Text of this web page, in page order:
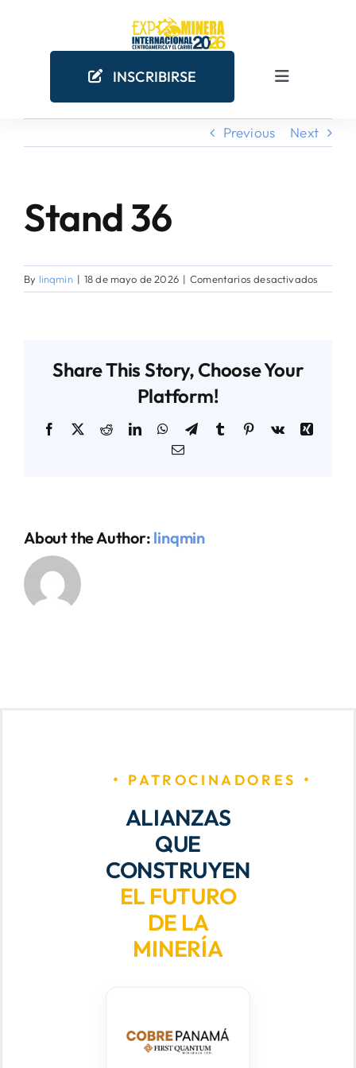
INSCRIBIRSE
Toggle
¿POR QUÉ PARTICIPAR?
AGENDA TÉCNICO-COMERCIAL
Previous Next
Stand 36
By linqmin | 18 de mayo de 2026 | Comentarios desactivados
Stand
Share This Story, Choose Your
Platform!
Facebook
X RedditLinkedInWhatsApp
TelegramTumblr Pinterest
Vk
Xing
Email
About the Author: linqmin
PATROCINADORES
ALIANZAS
QUE
CONSTRUYEN
EL FUTURO
DE LA
MINERÍA